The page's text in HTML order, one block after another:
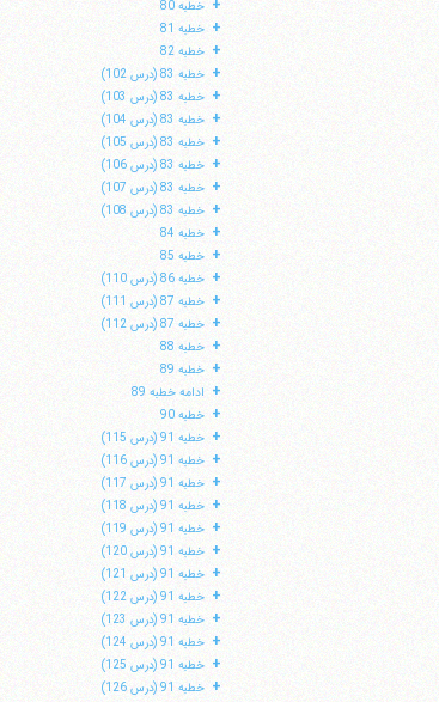
+ خطبه 80
+ خطبه 81
+ خطبه 82
+ خطبه 83 (درس 102)
+ خطبه 83 (درس 103)
+ خطبه 83 (درس 104)
+ خطبه 83 (درس 105)
+ خطبه 83 (درس 106)
+ خطبه 83 (درس 107)
+ خطبه 83 (درس 108)
+ خطبه 84
+ خطبه 85
+ خطبه 86 (درس 110)
+ خطبه 87 (درس 111)
+ خطبه 87 (درس 112)
+ خطبه 88
+ خطبه 89
+ ادامه خطبه 89
+ خطبه 90
+ خطبه 91 (درس 115)
+ خطبه 91 (درس 116)
+ خطبه 91 (درس 117)
+ خطبه 91 (درس 118)
+ خطبه 91 (درس 119)
+ خطبه 91 (درس 120)
+ خطبه 91 (درس 121)
+ خطبه 91 (درس 122)
+ خطبه 91 (درس 123)
+ خطبه 91 (درس 124)
+ خطبه 91 (درس 125)
+ خطبه 91 (درس 126)